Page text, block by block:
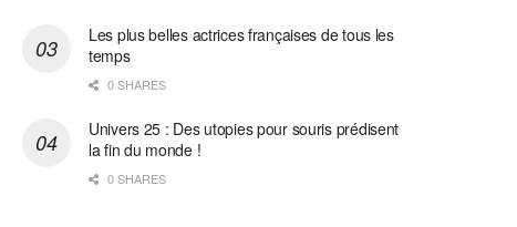
Les plus belles actrices françaises de tous les
temps
0 SHARES
Univers 25 : Des utopies pour souris prédisent
la fin du monde !
0 SHARES